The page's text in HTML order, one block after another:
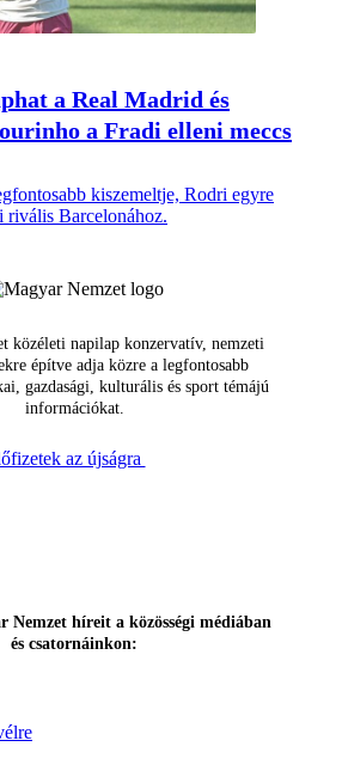
a Real Madrid és
a Fradi elleni meccs
kiszemeltje, Rodri egyre
rivális Barcelonához.
közéleti napilap konzervatív, nemzeti
építve adja közre a legfontosabb
gazdasági, kulturális és sport témájú
információkat.
az újságra
Nemzet híreit a közösségi médiában
és csatornáinkon: